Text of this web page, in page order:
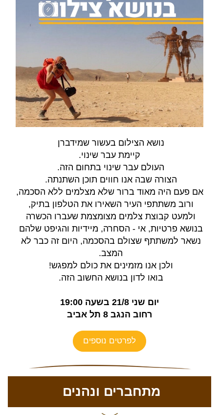
נושא הצילום בעשור שמידברן
קיימת עבר שינוי.
העולם עבר שינוי בתחום הזה.
הצורה שבה אנו חווים תוכן השתנתה.
המצב.
ולכן אנו מזמינים את כולם למפגש!
בואו לדון בנושא החשוב הזה.
יום שני 21/8 בשעה 19:00
רחוב הנגב 8 תל אביב
לפרטים נוספים
מתחברים ונהנים